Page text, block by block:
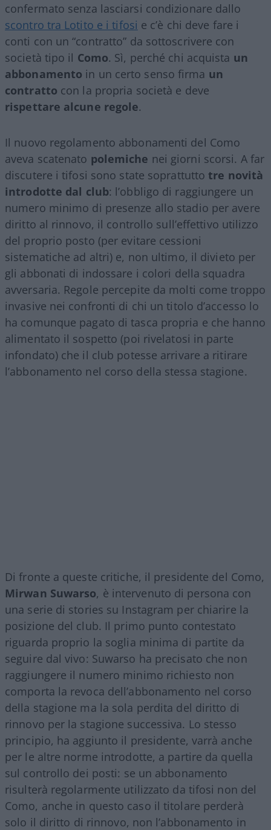
confermato senza lasciarsi condizionare dallo
scontro tra Lotito e i tifosi e c’è chi deve fare i
conti con un “contratto” da sottoscrivere con
società tipo il Como. Sì, perché chi acquista un
abbonamento in un certo senso firma un
contratto con la propria società e deve
rispettare alcune regole.
Il nuovo regolamento abbonamenti del Como
aveva scatenato polemiche nei giorni scorsi. A far
discutere i tifosi sono state soprattutto tre novità
introdotte dal club: l’obbligo di raggiungere un
numero minimo di presenze allo stadio per avere
diritto al rinnovo, il controllo sull’effettivo utilizzo
del proprio posto (per evitare cessioni
sistematiche ad altri) e, non ultimo, il divieto per
gli abbonati di indossare i colori della squadra
avversaria. Regole percepite da molti come troppo
invasive nei confronti di chi un titolo d’accesso lo
ha comunque pagato di tasca propria e che hanno
alimentato il sospetto (poi rivelatosi in parte
infondato) che il club potesse arrivare a ritirare
l’abbonamento nel corso della stessa stagione.
Di fronte a queste critiche, il presidente del Como,
Mirwan Suwarso, è intervenuto di persona con
una serie di stories su Instagram per chiarire la
posizione del club. Il primo punto contestato
riguarda proprio la soglia minima di partite da
seguire dal vivo: Suwarso ha precisato che non
raggiungere il numero minimo richiesto non
comporta la revoca dell’abbonamento nel corso
della stagione ma la sola perdita del diritto di
rinnovo per la stagione successiva. Lo stesso
principio, ha aggiunto il presidente, varrà anche
per le altre norme introdotte, a partire da quella
sul controllo dei posti: se un abbonamento
risulterà regolarmente utilizzato da tifosi non del
Como, anche in questo caso il titolare perderà
solo il diritto di rinnovo, non l’abbonamento in